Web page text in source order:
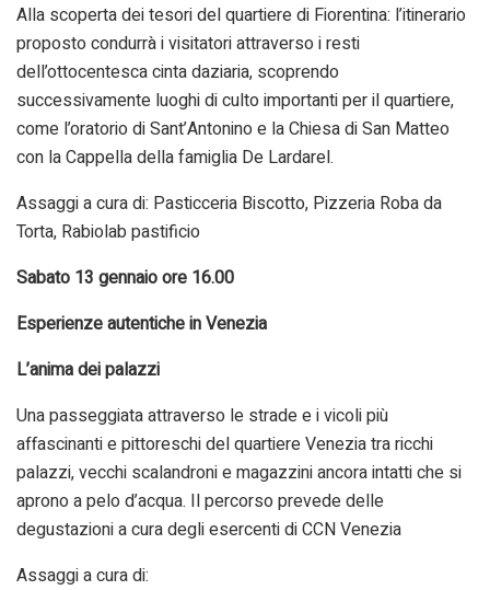
Alla scoperta dei tesori del quartiere di Fiorentina: l’itinerario
proposto condurrà i visitatori attraverso i resti
dell’ottocentesca cinta daziaria, scoprendo
successivamente luoghi di culto importanti per il quartiere,
come l’oratorio di Sant’Antonino e la Chiesa di San Matteo
con la Cappella della famiglia De Lardarel.
Assaggi a cura di: Pasticceria Biscotto, Pizzeria Roba da
Torta, Rabiolab pastificio
Sabato 13 gennaio ore 16.00
Esperienze autentiche in Venezia
L’anima dei palazzi
Una passeggiata attraverso le strade e i vicoli più
affascinanti e pittoreschi del quartiere Venezia tra ricchi
palazzi, vecchi scalandroni e magazzini ancora intatti che si
aprono a pelo d’acqua. Il percorso prevede delle
degustazioni a cura degli esercenti di CCN Venezia
Assaggi a cura di: